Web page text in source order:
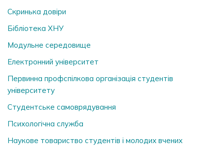
Скринька довiри
Бібліотека ХНУ
Модульне середовище
Електронний університет
Первинна профспілкова організація студентів
університету
Студентське самоврядування
Психологічна служба
Наукове товариство студентів і молодих вчених